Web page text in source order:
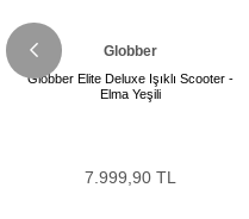
Globber
Globber Elite Deluxe Işıklı Scooter -
Elma Yeşili
7.999,90 TL